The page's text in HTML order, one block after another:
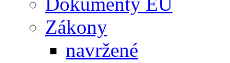
Zákony
navržené